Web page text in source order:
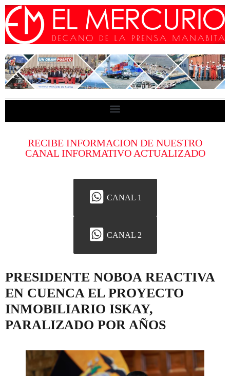
RECIBE INFORMACION DE NUESTRO
CANAL INFORMATIVO ACTUALIZADO
CANAL 1
CANAL 2
PRESIDENTE NOBOA REACTIVA
EN CUENCA EL PROYECTO
INMOBILIARIO ISKAY,
PARALIZADO POR AÑOS